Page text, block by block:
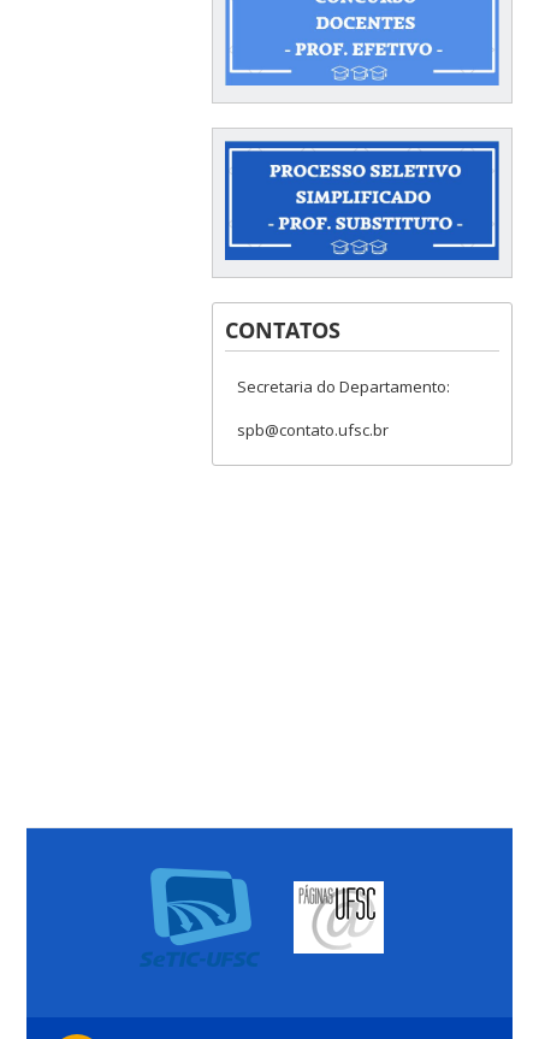
CONTATOS
Secretaria do Departamento:
spb@contato.ufsc.br